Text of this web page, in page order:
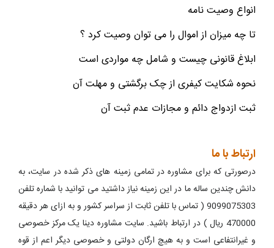
انواع وصیت نامه
تا چه میزان از اموال را می توان وصیت کرد ؟
ابلاغ قانونی چیست و شامل چه مواردی است
نحوه شکایت کیفری از چک برگشتی و مهلت آن
ثبت ازدواج دائم و مجازات عدم ثبت آن
ارتباط با ما
درصورتی که برای مشاوره در تمامی زمینه های ذکر شده در سایت، به
دانش چندین ساله ما در این زمینه نیاز داشتید می توانید با شماره تلفن
9099075303 ( تماس با تلفن ثابت از سراسر کشور و به ازای هر دقیقه
470000 ریال ) در ارتباط باشید. سایت مشاوره دینا یک مرکز خصوصی
و غیرانتفاعی است و به هیچ ارگان دولتی و خصوصی دیگر اعم از قوه